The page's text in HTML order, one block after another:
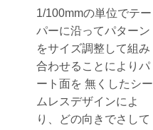
お買い物を続ける
お買い物を続ける
1/100mmの単位でテー
パーに沿ってパターン
をサイズ調整して組み
合わせることによりパ
ート面を 無くしたシー
ムレスデザインによ
り、どの向きでさして